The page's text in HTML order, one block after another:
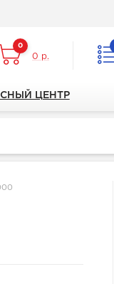
0
0 р.
ЦЕНТР